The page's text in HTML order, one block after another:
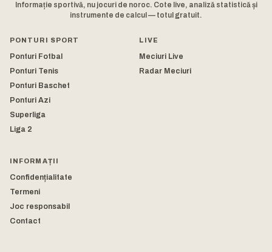
Informație sportivă, nu jocuri de noroc. Cote live, analiză statistică și
instrumente de calcul — totul gratuit.
PONTURI SPORT
Ponturi Fotbal
Ponturi Tenis
Ponturi Baschet
Ponturi Azi
Superliga
Liga 2
LIVE
Meciuri Live
Radar Meciuri
INFORMAȚII
Confidențialitate
Termeni
Joc responsabil
Contact